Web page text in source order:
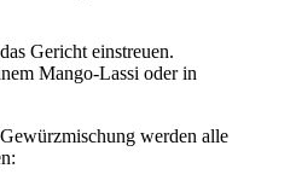
Gericht einstreuen.
Mango-Lassi oder in
werden alle